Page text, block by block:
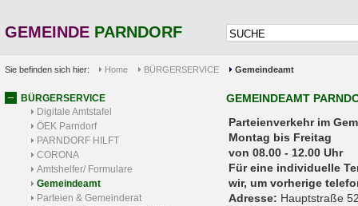
GEMEINDE PARNDORF
Sie befinden sich hier: Home BÜRGERSERVICE Gemeindeamt
BÜRGERSERVICE
Digitale Amtstafel
ÖEK Parndorf
PARNDORF HILFT
CORONA
Amtshelfer/ Formulare
Gemeindeamt
Parteien & Gemeinderat
GEMEINDEAMT
Parteienverkehr
Montag bis Freitag
von 08.00 - 12.00 Uhr
Für eine individuelle
wir, um vorherige
Adresse: Hauptstraße